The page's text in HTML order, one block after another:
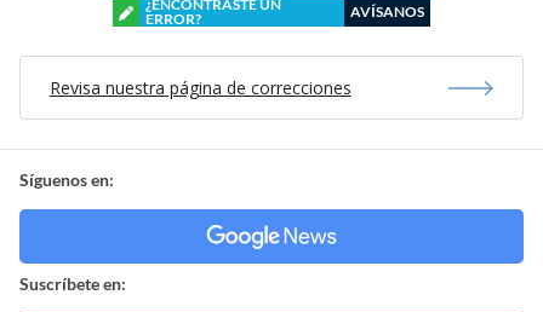
¿ENCONTRASTE UN
ERROR?
AVÍSANOS
Revisa nuestra página de correcciones
Síguenos en:
Suscríbete en: